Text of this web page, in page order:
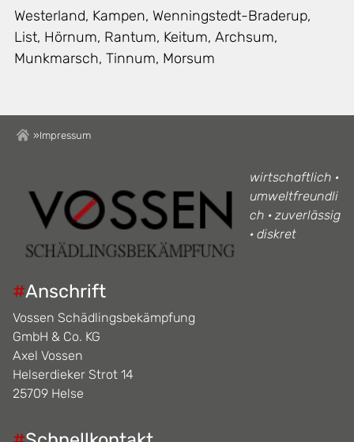
Westerland, Kampen, Wenningstedt-Braderup,
List, Hörnum, Rantum, Keitum, Archsum,
Munkmarsch, Tinnum, Morsum
»Impressum
wirtschaftlich ·
umweltfreundli
ch · zuverlässig
· diskret
#Anschrift
Vossen Schädlingsbekämpfung
GmbH & Co. KG
Axel Vossen
Helserdieker Strot 14
25709 Helse